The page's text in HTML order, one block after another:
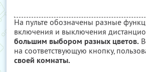
На пульте обозначены разные
включения и выключения
большим выбором разных цветов.
на соответствующую кнопку,
своей комнаты.